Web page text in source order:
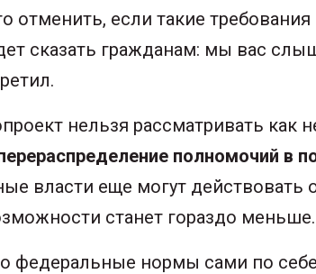
отменить, если такие
сказать гражданам: мы вас
нельзя рассматривать как
полномочий в
власти еще могут
станет гораздо меньше.
федеральные нормы сами по